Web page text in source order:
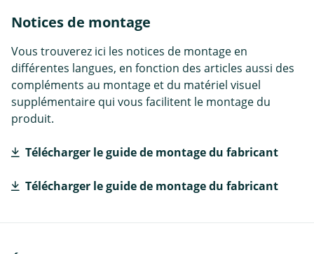
Notices de montage
Vous trouverez ici les notices de montage en
différentes langues, en fonction des articles aussi des
compléments au montage et du matériel visuel
supplémentaire qui vous facilitent le montage du
produit.
Télécharger le guide de montage du fabricant
Télécharger le guide de montage du fabricant